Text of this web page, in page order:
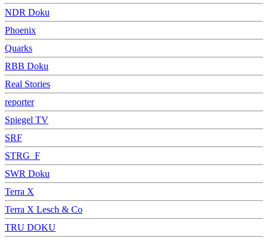
NDR Doku
Phoenix
Quarks
RBB Doku
Real Stories
reporter
Spiegel TV
SRF
STRG_F
SWR Doku
Terra X
Terra X Lesch & Co
TRU DOKU